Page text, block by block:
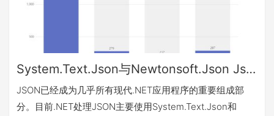
System.Text.Json与Newtonsoft.Json Json序列化与反序列化性能对比
JSON已经成为几乎所有现代.NET应用程序的重要组成部
分。目前.NET处理JSON主要使用System.Text.Json和